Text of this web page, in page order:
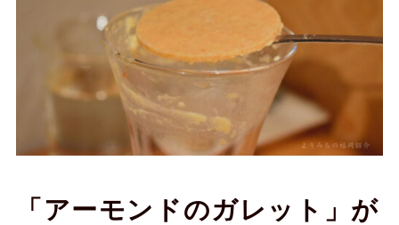
「アーモンドのガレット」が